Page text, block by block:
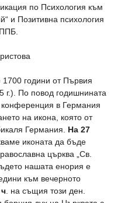
по Психология към
и Позитивна психология
1700 години от Първия
г.). По повод годишнината
конференция в Германия
на икона, която от
Германия. На 27
иконата да бъде
църква „Св.
нашата енория е
към вечерното
. на същия този ден.